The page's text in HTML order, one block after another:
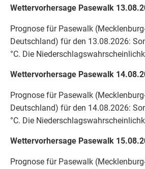
Wettervorhersage Pasewalk
Prognose für Pasewalk
Deutschland) für den 13.08.2026:
°C. Die
Wettervorhersage Pasewalk
Prognose für Pasewalk
Deutschland) für den 14.08.2026:
°C. Die
Wettervorhersage Pasewalk
Prognose für Pasewalk